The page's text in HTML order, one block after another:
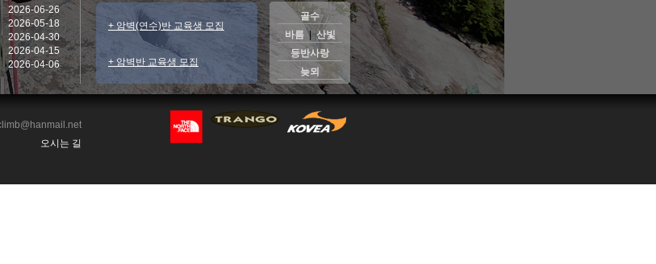
2026-06-26
2026-05-18
2026-04-30
2026-04-15
2026-04-06
+ 암벽(연수)반 교육생 모집
+ 암벽반 교육생 모집
골수
바름|산빛
등반사랑
늦뫼
오시는 길